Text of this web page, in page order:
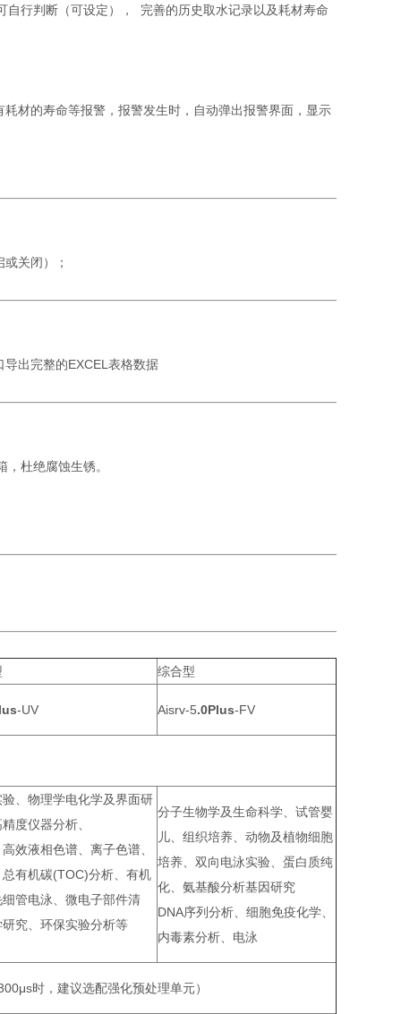
自行判断（可设定）， 完善的历史取水记录以及耗材寿命
材的寿命等报警，报警发生时，自动弹出报警界面，显示
启或关闭）；
出完整的EXCEL表格数据
杜绝腐蚀生锈。
综合型
-UV Aisrv-5.0Plus-FV
、物理学电化学及界面研
度仪器分析、
效液相色谱、离子色谱、
有机碳(TOC)分析、有机
管电泳、微电子部件清
究、环保实验分析等
分子生物学及生命科学、试管婴
儿、组织培养、动物及植物细胞
培养、双向电泳实验、蛋白质纯
化、氨基酸分析基因研究
DNA序列分析、细胞免疫化学、
内毒素分析、电泳
时，建议选配强化预处理单元）